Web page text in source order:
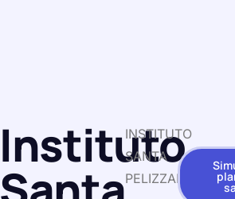
Instituto
INSTITUTO
SANTA
PELIZZARI